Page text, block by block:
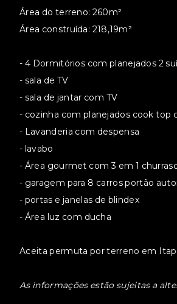
Área do terreno: 260m²
Área construída: 218,19m²
- 4 Dormitórios com planejados 2
- sala de TV
- sala de jantar com TV
- cozinha com planejados cook top
- Lavanderia com despensa
- lavabo
- Área gourmet com 3 em 1
- garagem para 8 carros portão
- portas e janelas de blindex
- Área luz com ducha
Aceita permuta por terreno em
As informações estão sujeitas a